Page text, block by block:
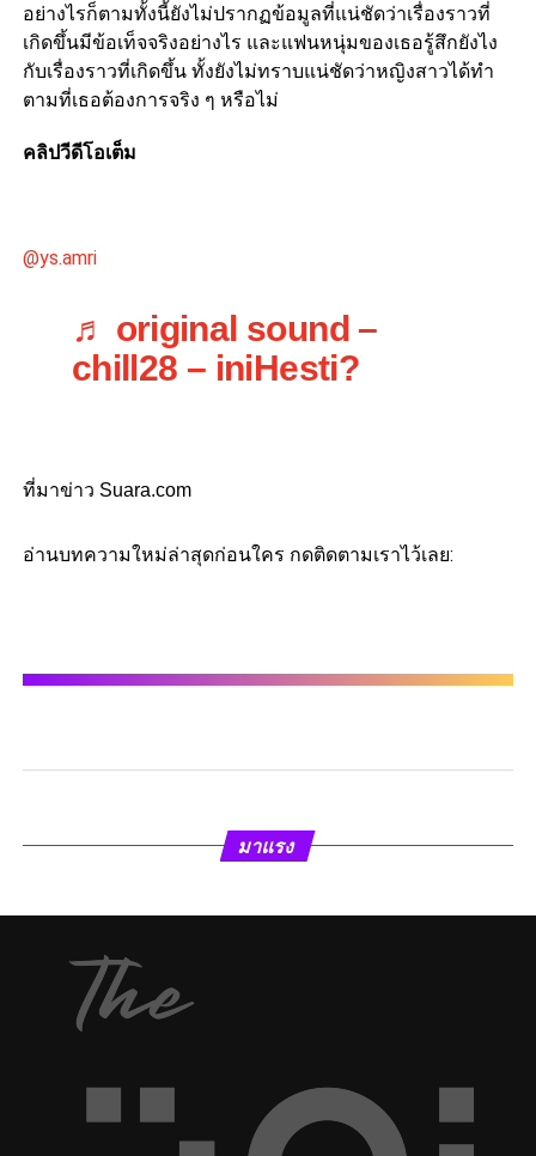
อย่างไรก็ตามทั้งนี้ยังไม่ปรากฏข้อมูลที่แน่ชัดว่าเรื่องราวที่
เกิดขึ้นมีข้อเท็จจริงอย่างไร และแฟนหนุ่มของเธอรู้สึกยังไง
กับเรื่องราวที่เกิดขึ้น ทั้งยังไม่ทราบแน่ชัดว่าหญิงสาวได้ทำ
ตามที่เธอต้องการจริง ๆ หรือไม่
คลิปวีดีโอเต็ม
@ys.amri
♬ original sound –
chill28 – iniHesti?
ที่มาข่าว Suara.com
อ่านบทความใหม่ล่าสุดก่อนใคร กดติดตามเราไว้เลย:
มาแรง